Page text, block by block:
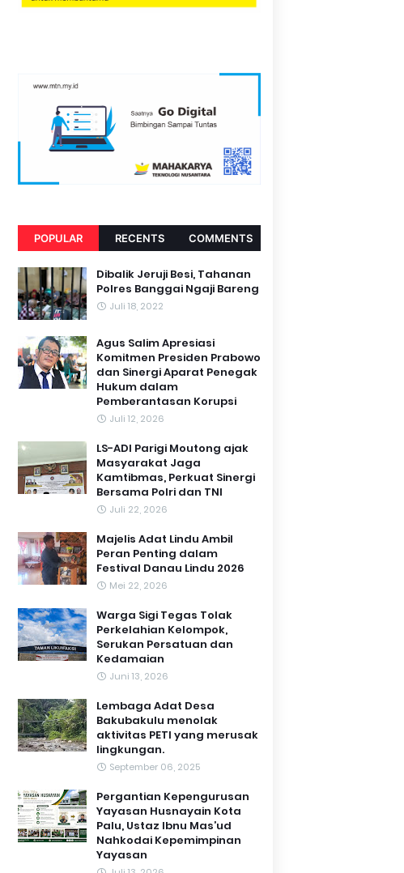
POPULAR RECENTS COMMENTS
Dibalik Jeruji Besi, Tahanan
Polres Banggai Ngaji Bareng
Juli 18, 2022
Agus Salim Apresiasi
Komitmen Presiden Prabowo
dan Sinergi Aparat Penegak
Hukum dalam
Pemberantasan Korupsi
Juli 12, 2026
LS-ADI Parigi Moutong ajak
Masyarakat Jaga
Kamtibmas, Perkuat Sinergi
Bersama Polri dan TNI
Juli 22, 2026
Majelis Adat Lindu Ambil
Peran Penting dalam
Festival Danau Lindu 2026
Mei 22, 2026
Warga Sigi Tegas Tolak
Perkelahian Kelompok,
Serukan Persatuan dan
Kedamaian
Juni 13, 2026
Lembaga Adat Desa
Bakubakulu menolak
aktivitas PETI yang merusak
lingkungan.
September 06, 2025
Pergantian Kepengurusan
Yayasan Husnayain Kota
Palu, Ustaz Ibnu Mas’ud
Nahkodai Kepemimpinan
Yayasan